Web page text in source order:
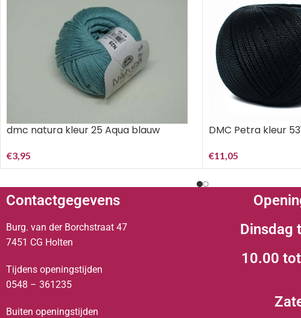
dmc natura kleur 25 Aqua blauw
€3,95
DMC Petra kleur
€11,05
Contactgegevens
Burg. van der Borchstraat 47
7451 CG Holten
Tijdens openingstijden
0548 – 361235
Buiten openingstijden
Dinsdag
10.00